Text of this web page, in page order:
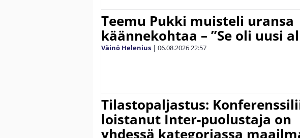
Teemu Pukki muisteli uransa
käännekohtaa – ”Se oli uusi
Väinö Helenius | 06.08.202622:57
Tilastopaljastus:
loistanut Inter-puolustaja on
yhdessä kategoriassa